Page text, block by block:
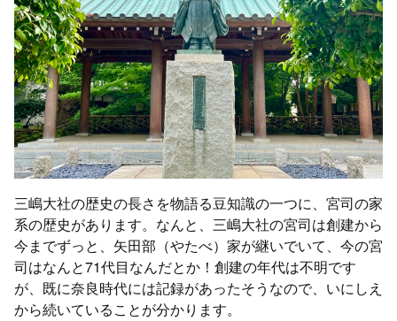
三嶋大社の歴史の長さを物語る豆知識の一つに、宮司の家
系の歴史があります。なんと、三嶋大社の宮司は創建から
今までずっと、矢田部（やたべ）家が継いでいて、今の宮
司はなんと71代目なんだとか！創建の年代は不明です
が、既に奈良時代には記録があったそうなので、いにしえ
から続いていることが分かります。